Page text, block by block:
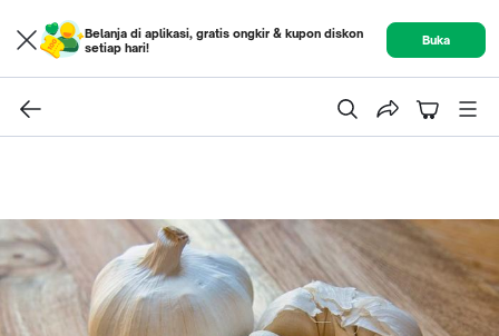
Belanja di aplikasi, gratis ongkir & kupon diskon
setiap hari!
Buka